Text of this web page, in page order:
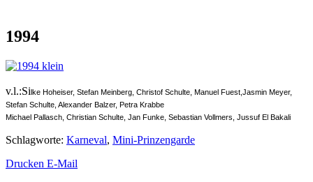
1994
v.l.:Silke Hoheiser, Stefan Meinberg, Christof Schulte, Manuel Fuest,Jasmin Meyer,
Stefan Schulte, Alexander Balzer, Petra Krabbe
Michael Pallasch, Christian Schulte, Jan Funke, Sebastian Vollmers, Jussuf El Bakali
Schlagworte: Karneval, Mini-Prinzengarde
Drucken E-Mail